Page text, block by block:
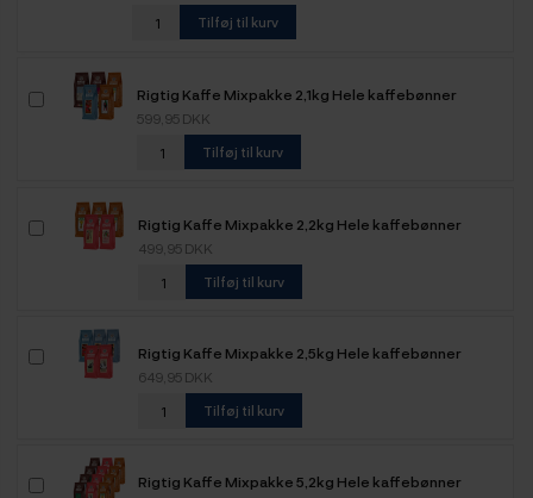
Tilføj til kurv
Rigtig Kaffe Mixpakke 2,1kg Hele kaffebønner
599,95 DKK
Tilføj til kurv
Rigtig Kaffe Mixpakke 2,2kg Hele kaffebønner
499,95 DKK
Tilføj til kurv
Rigtig Kaffe Mixpakke 2,5kg Hele kaffebønner
649,95 DKK
Tilføj til kurv
Rigtig Kaffe Mixpakke 5,2kg Hele kaffebønner